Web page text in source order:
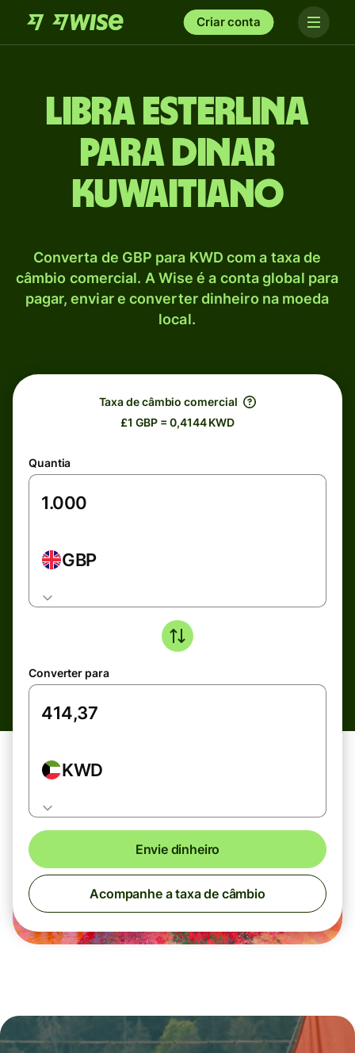
Criar conta
Libra esterlina
para Dinar
kuwaitiano
Converta de GBP para KWD com a taxa de
câmbio comercial. A Wise é a conta global para
pagar, enviar e converter dinheiro na moeda
local.
Taxa de câmbio comercial
£1 GBP = 0,4144 KWD
Quantia
GBP
Converter para
KWD
Envie dinheiro
Acompanhe a taxa de câmbio